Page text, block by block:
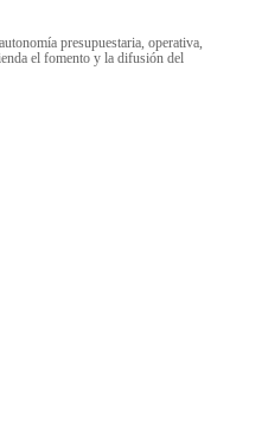
presupuestaria, operativa,
el fomento y la difusión del